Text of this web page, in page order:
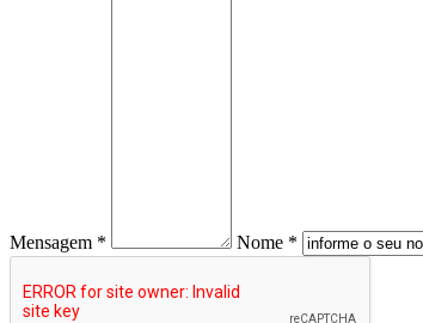
Mensagem * Nome *